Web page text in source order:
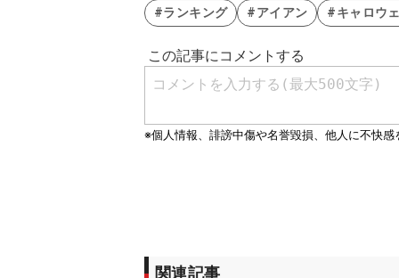
#ランキング #アイアン #キャロウ
関連記事